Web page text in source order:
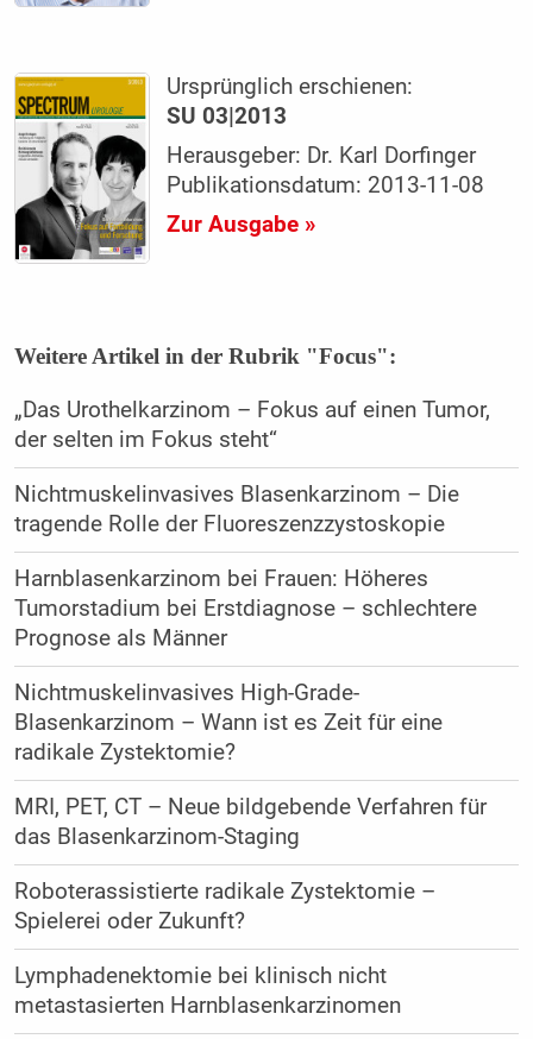
Ursprünglich erschienen:
SU 03|2013
Herausgeber: Dr. Karl Dorfinger
Publikationsdatum: 2013-11-08
Zur Ausgabe »
Weitere Artikel in der Rubrik "Focus":
„Das Urothelkarzinom – Fokus auf einen Tumor,
der selten im Fokus steht“
Nichtmuskelinvasives Blasenkarzinom – Die
tragende Rolle der Fluoreszenzzystoskopie
Harnblasenkarzinom bei Frauen: Höheres
Tumorstadium bei Erstdiagnose – schlechtere
Prognose als Männer
Nichtmuskelinvasives High-Grade-
Blasenkarzinom – Wann ist es Zeit für eine
radikale Zystektomie?
MRI, PET, CT – Neue bildgebende Verfahren für
das Blasenkarzinom-Staging
Roboterassistierte radikale Zystektomie –
Spielerei oder Zukunft?
Lymphadenektomie bei klinisch nicht
metastasierten Harnblasenkarzinomen